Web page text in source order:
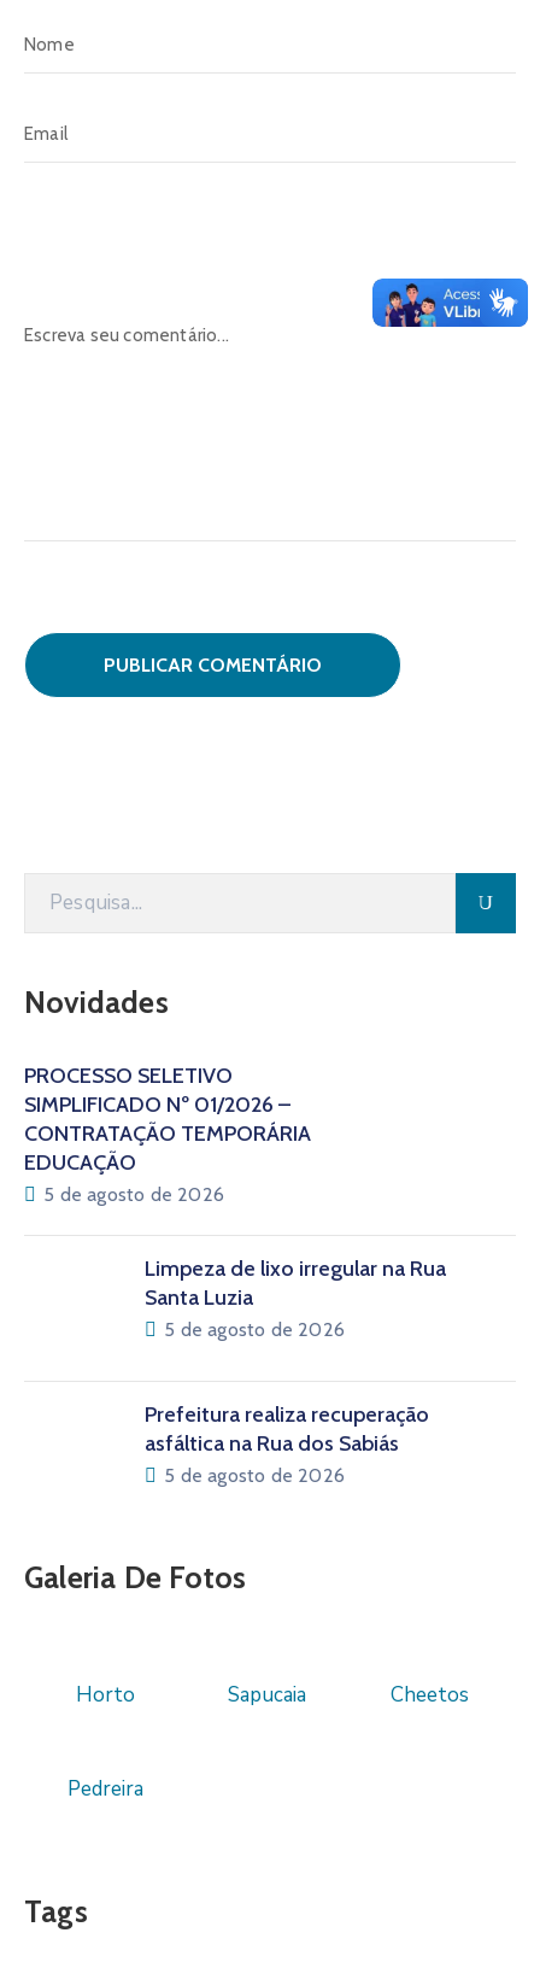
Novidades
PROCESSO SELETIVO
SIMPLIFICADO Nº 01/2026 –
CONTRATAÇÃO TEMPORÁRIA
EDUCAÇÃO
5 de agosto de 2026
Limpeza de lixo irregular na Rua
Santa Luzia
5 de agosto de 2026
Prefeitura realiza recuperação
asfáltica na Rua dos Sabiás
5 de agosto de 2026
Galeria De Fotos
Horto Sapucaia Cheetos
Pedreira
Tags